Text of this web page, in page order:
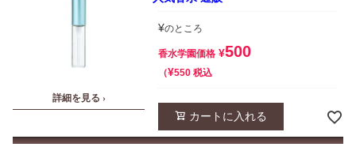
詳細を見る ›
¥のところ
香水学園価格 ¥500
¥550 税込
カートに入れる